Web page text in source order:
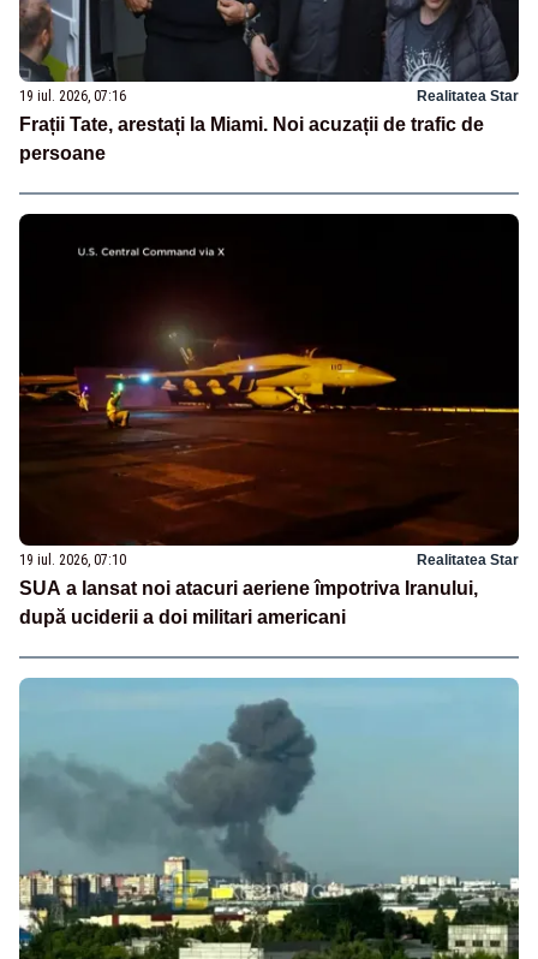
19 iul. 2026, 07:16 Realitatea Star
Frații Tate, arestați la Miami. Noi acuzații de trafic de
persoane
19 iul. 2026, 07:10 Realitatea Star
SUA a lansat noi atacuri aeriene împotriva Iranului,
după uciderii a doi militari americani